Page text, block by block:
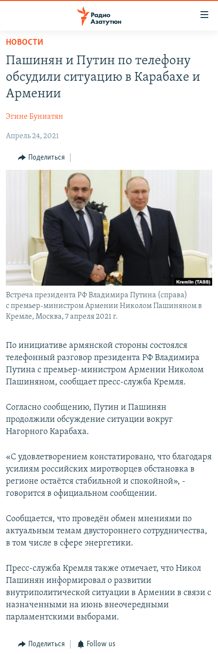
Перейти
основному
содержанию
Перейти
основной
навигации
Перейти
поиску
НОВОСТИ
ПОЛИТИКА
ЭКОНОМИКА
РЕГИОН
НАГОРНЫЙ КАРАБАХ
Հայերեն
English
Русский
Все сайты Радио Азатутюн
НОВОСТИ
Пашинян и Путин по телефону
обсудили ситуацию в Карабахе и
Армении
Эгине Буниатян
Апрель 24, 2021
Поделиться
Встреча президента РФ Владимира Путина (справа)
с премьер-министром Армении Николом Пашиняном в
Кремле, Москва, 7 апреля 2021 г.
По инициативе армянской стороны состоялся
телефонный разговор президента РФ Владимира
Путина с премьер-министром Армении Николом
Пашиняном, сообщает пресс-служба Кремля.
Согласно сообщению, Путин и Пашинян
продолжили обсуждение ситуации вокруг
Нагорного Карабаха.
«С удовлетворением констатировано, что благодаря
усилиям российских миротворцев обстановка в
регионе остаётся стабильной и спокойной», -
говорится в официальном сообщении.
Сообщается, что проведён обмен мнениями по
актуальным темам двустороннего сотрудничества,
в том числе в сфере энергетики.
Пресс-служба Кремля также отмечает, что Никол
Пашинян информировал о развитии
внутриполитической ситуации в Армении в связи с
назначенными на июнь внеочередными
парламентскими выборами.
Поделиться Follow us